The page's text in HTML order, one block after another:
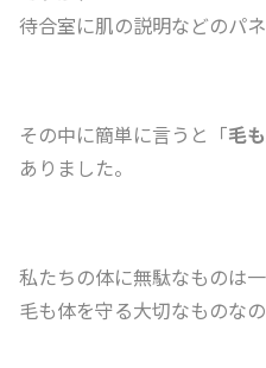
待合室に肌の説明などのパ
その中に簡単に言うと「毛
ありました。
私たちの体に無駄なものは一
毛も体を守る大切なものなの